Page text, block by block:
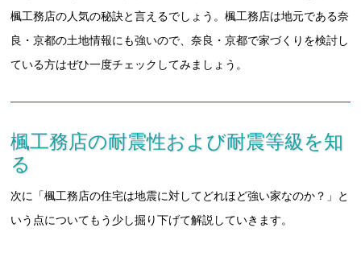
楓工務店の人気の秘訣と言えるでしょう。楓工務店は地元である奈
良・京都の土地情報にも強いので、奈良・京都で家づくりを検討し
ている方はぜひ一度チェックしてみましょう。
楓工務店の耐震性および耐震等級を知
る
次に「楓工務店の住宅は地震に対してどれほど強い家なのか？」と
いう点についてもう少し掘り下げて解説していきます。